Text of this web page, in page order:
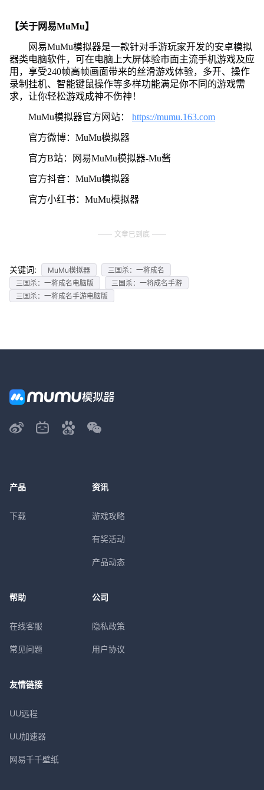
【关于网易MuMu】
网易MuMu模拟器是一款针对手游玩家开发的安卓模拟
器类电脑软件，可在电脑上大屏体验市面主流手机游戏及应
用，享受240帧高帧画面带来的丝滑游戏体验，多开、操作
录制挂机、智能键鼠操作等多样功能满足你不同的游戏需
求，让你轻松游戏成神不伤神！
MuMu模拟器官方网站： https://mumu.163.com
官方微博：MuMu模拟器
官方B站：网易MuMu模拟器-Mu酱
官方抖音：MuMu模拟器
官方小红书：MuMu模拟器
文章已到底
关键词: MuMu模拟器
三国杀：一将成名
三国杀：一将成名电脑版
三国杀：一将成名手游
三国杀：一将成名手游电脑版
产品
下载
资讯
游戏攻略
有奖活动
产品动态
帮助
在线客服
常见问题
公司
隐私政策
用户协议
友情链接
UU远程
UU加速器
网易千千壁纸